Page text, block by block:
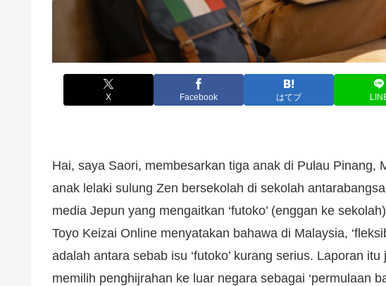
X Facebook はてブ
Hai, saya Saori, membesarkan tiga anak di Pulau Pinang,
anak lelaki sulung Zen bersekolah di sekolah
media Jepun yang mengaitkan ‘futoko’ (enggan ke
Toyo Keizai Online menyatakan bahawa di Malaysia,
adalah antara sebab isu ‘futoko’ kurang serius. Laporan
memilih penghijrahan ke luar negara sebagai ‘permulaan